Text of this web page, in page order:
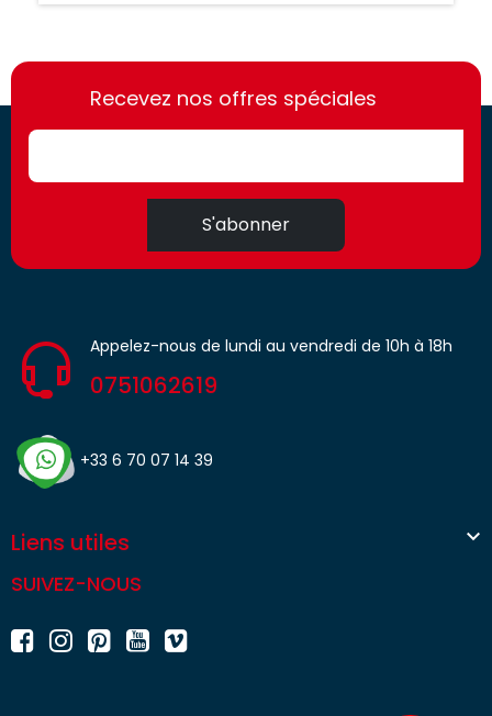
https://france-
access.fr
https://france-
access.fr
Recevez nos offres spéciales
S'abonner
Appelez-nous de lundi au vendredi de 10h à 18h
0751062619
+33 6 70 07 14 39
Liens utiles 
SUIVEZ-NOUS